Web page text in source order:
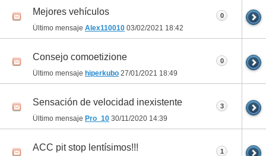
Mejores vehículos
Último mensaje Alex110010 03/02/2021 18:42
0
Consejo comoetizione
Último mensaje hiperkubo 27/01/2021 18:49
0
Sensación de velocidad inexistente
Último mensaje Pro_10 30/11/2020 14:39
3
ACC pit stop lentísimos!!! 1